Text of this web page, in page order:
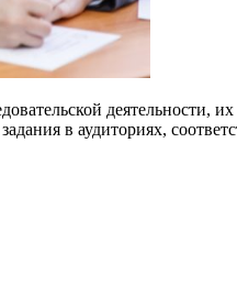
деятельности,
в аудиториях,